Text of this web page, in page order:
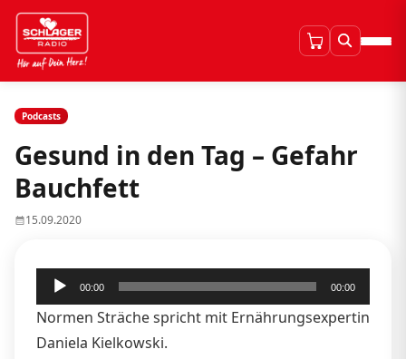
Podcasts
Gesund in den Tag – Gefahr
Bauchfett
15.09.2020
Audio-
Player
00:00 00:00
Normen Sträche spricht mit Ernährungsexpertin
Daniela Kielkowski.